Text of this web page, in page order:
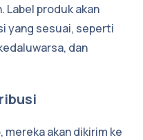
Label produk akan
yang sesuai, seperti
dan
akan dikirim ke